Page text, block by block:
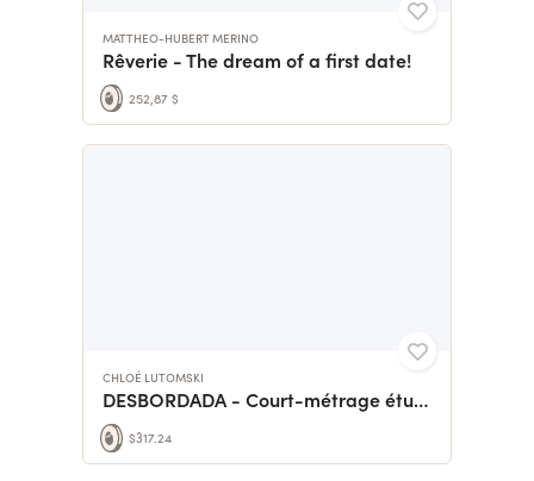
MATTHEO-HUBERT MERINO
Rêverie - The dream of a first date!
252,87 $
CHLOÉ LUTOMSKI
DESBORDADA - Court-métrage étudiante
$317.24